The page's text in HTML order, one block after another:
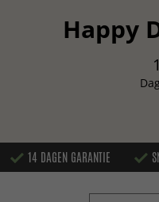
Happy
1
14 DAGEN GARANTIE